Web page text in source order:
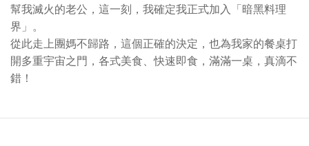
幫我滅火的老公，這一刻，我確定我正式加入「暗黑料理
界」。
從此走上團媽不歸路，這個正確的決定，也為我家的餐桌打
開多重宇宙之門，各式美食、快速即食，滿滿一桌，真滴不
錯！